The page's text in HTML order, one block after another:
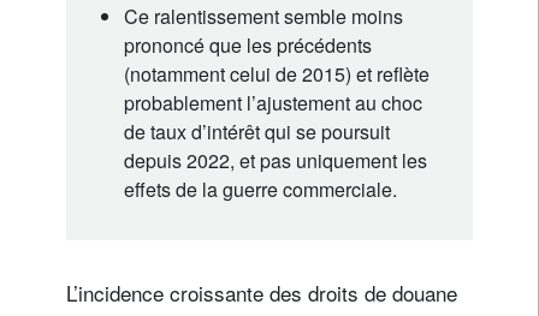
Ce ralentissement semble moins
prononcé que les précédents
(notamment celui de 2015) et reflète
probablement l’ajustement au choc
de taux d’intérêt qui se poursuit
depuis 2022, et pas uniquement les
effets de la guerre commerciale.
L’incidence croissante des droits de douane